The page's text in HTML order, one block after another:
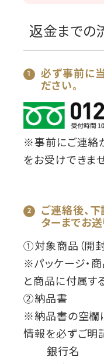
返金までの
必ず事前に
ださい。
※事前にご連絡
をお受けできま
ご連絡後、
ターまでお送
①対象商品（開封
※パッケージ・商
と商品に付属す
②納品書
※納品書の空欄
情報を必ずご明
銀行名